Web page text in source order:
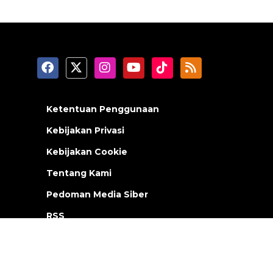
Ketentuan Penggunaan
Kebijakan Privasi
Kebijakan Cookie
Tentang Kami
Pedoman Media Siber
RSS